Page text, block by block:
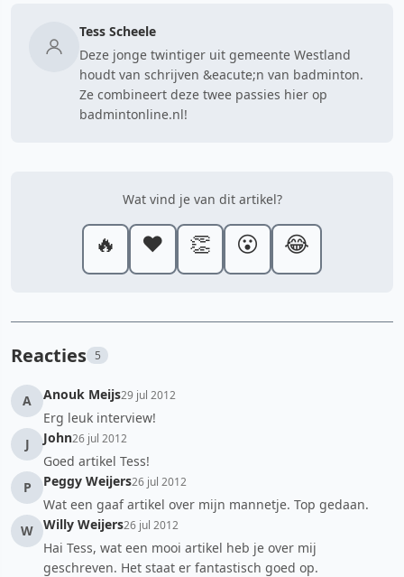
Tess Scheele
Deze jonge twintiger uit gemeente Westland
houdt van schrijven &eacute;n van badminton.
Ze combineert deze twee passies hier op
badmintonline.nl!
Wat vind je van dit artikel?
🔥 ❤️ 👏 😮 😂
Reacties 5
A Anouk Meijs29 jul 2012
Erg leuk interview!
J
John26 jul 2012
Goed artikel Tess!
P
Peggy Weijers26 jul 2012
Wat een gaaf artikel over mijn mannetje. Top gedaan.
W Willy Weijers26 jul 2012
Hai Tess, wat een mooi artikel heb je over mij
geschreven. Het staat er fantastisch goed op.